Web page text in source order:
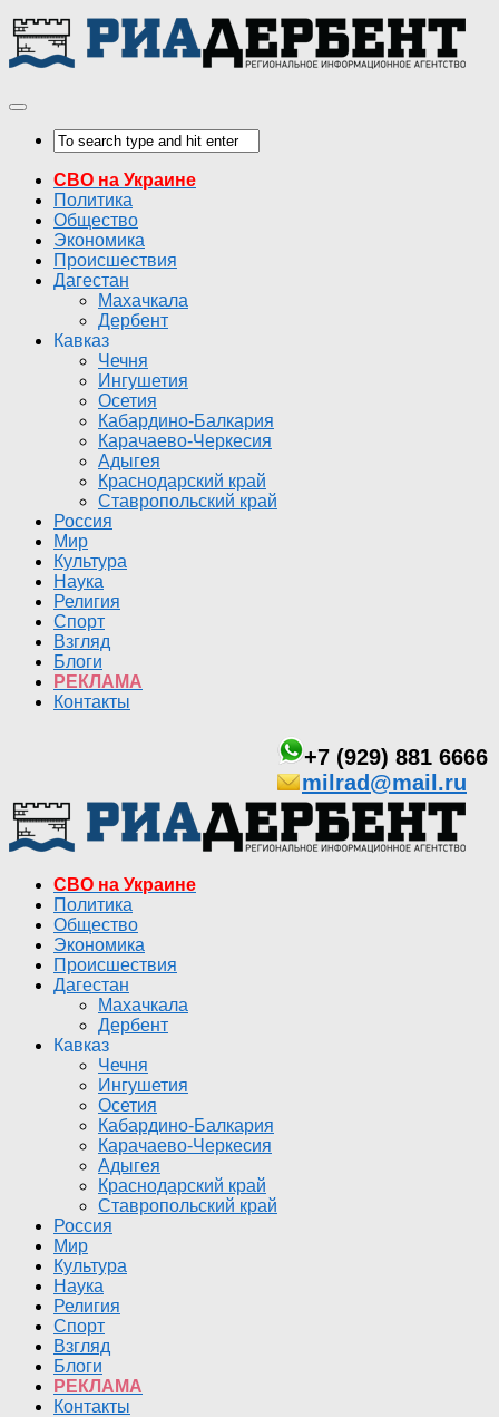
СВО на Украине
Политика
Общество
Экономика
Происшествия
Дагестан
Махачкала
Дербент
Кавказ
Чечня
Ингушетия
Осетия
Кабардино-Балкария
Карачаево-Черкесия
Адыгея
Краснодарский край
Ставропольский край
Россия
Мир
Культура
Наука
Религия
Спорт
Взгляд
Блоги
РЕКЛАМА
Контакты
+7 (929) 881 6666
milrad@mail.ru
СВО на Украине
Политика
Общество
Экономика
Происшествия
Дагестан
Махачкала
Дербент
Кавказ
Чечня
Ингушетия
Осетия
Кабардино-Балкария
Карачаево-Черкесия
Адыгея
Краснодарский край
Ставропольский край
Россия
Мир
Культура
Наука
Религия
Спорт
Взгляд
Блоги
РЕКЛАМА
Контакты